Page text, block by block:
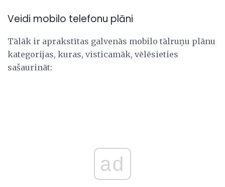
Veidi mobilo telefonu plāni
Tālāk ir aprakstītas galvenās mobilo tālruņu plānu
kategorijas, kuras, visticamāk, vēlēsieties
sašaurināt:
ad